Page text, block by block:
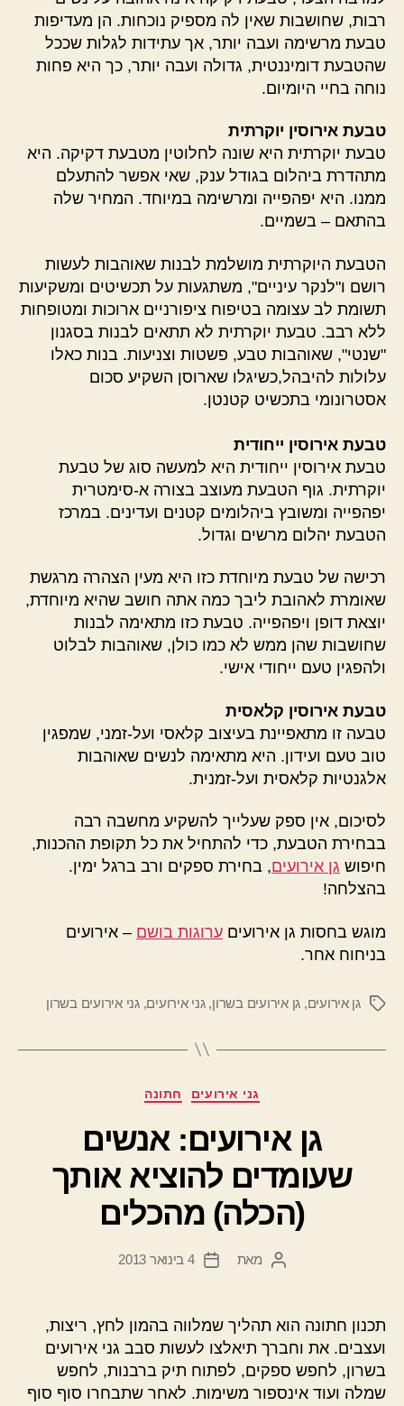
רבות, שחושבות שאין לה מספיק נוכחות. הן מעדיפות
טבעת מרשימה ועבה יותר, אך עתידות לגלות שככל
שהטבעת דומיננטית, גדולה ועבה יותר, כך היא פחות
נוחה בחיי היומיום.
טבעת אירוסין יוקרתית
טבעת יוקרתית היא שונה לחלוטין מטבעת דקיקה. היא
מתהדרת ביהלום בגודל ענק, שאי אפשר להתעלם
ממנו. היא יפהפייה ומרשימה במיוחד. המחיר שלה
בהתאם – בשמיים.
הטבעת היוקרתית מושלמת לבנות שאוהבות לעשות
רושם ו"לנקר עיניים", משתגעות על תכשיטים ומשקיעות
תשומת לב עצומה בטיפוח ציפורניים ארוכות ומטופחות
ללא רבב. טבעת יוקרתית לא תתאים לבנות בסגנון
"שנטי", שאוהבות טבע, פשטות וצניעות. בנות כאלו
עלולות להיבהל,כשיגלו שארוסן השקיע סכום
אסטרונומי בתכשיט קטנטן.
טבעת אירוסין ייחודית
טבעת אירוסין ייחודית היא למעשה סוג של טבעת
יוקרתית. גוף הטבעת מעוצב בצורה א-סימטרית
יפהפייה ומשובץ ביהלומים קטנים ועדינים. במרכז
הטבעת יהלום מרשים וגדול.
רכישה של טבעת מיוחדת כזו היא מעין הצהרה מרגשת
שאומרת לאהובת ליבך כמה אתה חושב שהיא מיוחדת,
יוצאת דופן ויפהפייה. טבעת כזו מתאימה לבנות
שחושבות שהן ממש לא כמו כולן, שאוהבות לבלוט
ולהפגין טעם ייחודי אישי.
טבעת אירוסין קלאסית
טבעה זו מתאפיינת בעיצוב קלאסי ועל-זמני, שמפגין
טוב טעם ועידון. היא מתאימה לנשים שאוהבות
אלגנטיות קלאסית ועל-זמנית.
לסיכום, אין ספק שעלייך להשקיע מחשבה רבה
בבחירת הטבעת, כדי להתחיל את כל תקופת ההכנות,
חיפוש גן אירועים, בחירת ספקים ורב ברגל ימין.
בהצלחה!
מוגש בחסות גן אירועים ערוגות בושם – אירועים
בניחוח אחר.
תגיותגן אירועים, גן אירועים בשרון,גני אירועים,גני אירועים בשרון
קטגוריותגני אירועים חתונה
גן אירועים: אנשים
שעומדים להוציא אותך
(הכלה) מהכלים
המחבר
מאת
תאריך
4 בינואר 2013
תכנון חתונה הוא תהליך שמלווה בהמון לחץ, ריצות,
ועצבים. את וחברך תיאלצו לעשות סבב גני אירועים
בשרון, לחפש ספקים, לפתוח תיק ברבנות, לחפש
שמלה ועוד אינספור משימות. לאחר שתבחרו סוף סוף